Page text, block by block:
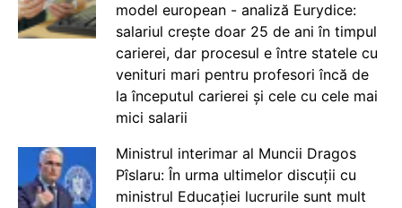
model european - analiză Eurydice:
salariul crește doar 25 de ani în timpul
carierei, dar procesul e între statele cu
venituri mari pentru profesori încă de
la începutul carierei și cele cu cele mai
mici salarii
Ministrul interimar al Muncii Dragos
Pîslaru: În urma ultimelor discuții cu
ministrul Educației lucrurile sunt mult